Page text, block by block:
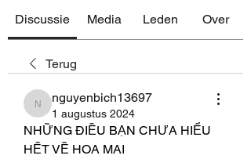
Discussie Media Leden Over
Terug
nguyenbich13697
nguyenbich13697
1 augustus 2024
NHỮNG ĐIỀU BẠN CHƯA HIỂU
HẾT VỀ HOA MAI